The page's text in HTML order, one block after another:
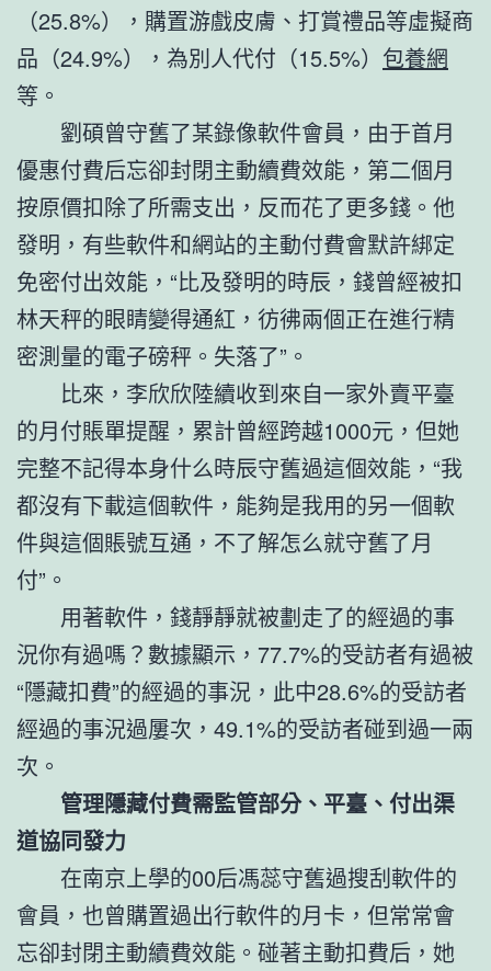
（25.8%），購置游戲皮膚、打賞禮品等虛擬商
品（24.9%），‌為別人代付（15.5%） 包養網
等。
劉碩曾守舊了某錄像軟件會員，由于首月
優惠付費后忘卻封閉主動續費效能，第二個月
按原價扣除了所需支出，反而花了更多錢。他
發明，有些軟件和網站的主動付費會默許綁定
免密付出效能，“比及發明的時辰，錢曾經被扣
林天秤的眼睛變得通紅，彷彿兩個正在進行精
密測量的電子磅秤。失落了”。
比來，李欣欣陸續收到來自一家外賣平臺
的月付賬單提醒，累計曾經跨越1000元，但她
完整不記得本身什么時辰守舊過這個效能，“我
都沒有下載這個軟件，能夠是我用的另一個軟
件與這個賬號互通，不了解怎么就守舊了月
付”。
用著軟件，錢靜靜就被劃走了的經過的事
況你有過嗎？數據顯示，77.7%的受訪者有過被
“隱藏扣費”的經過的事況，此中28.6%的受訪者
經過的事況過屢次，49.1%的受訪者碰到過一兩
次。
管理隱藏付費需監管部分、平臺、付出渠
道協同發力
在南京上學的00后馮蕊守舊過搜刮軟件的
會員，也曾購置過出行軟件的月卡，但常常會
忘卻封閉主動續費效能。碰著主動扣費后，她